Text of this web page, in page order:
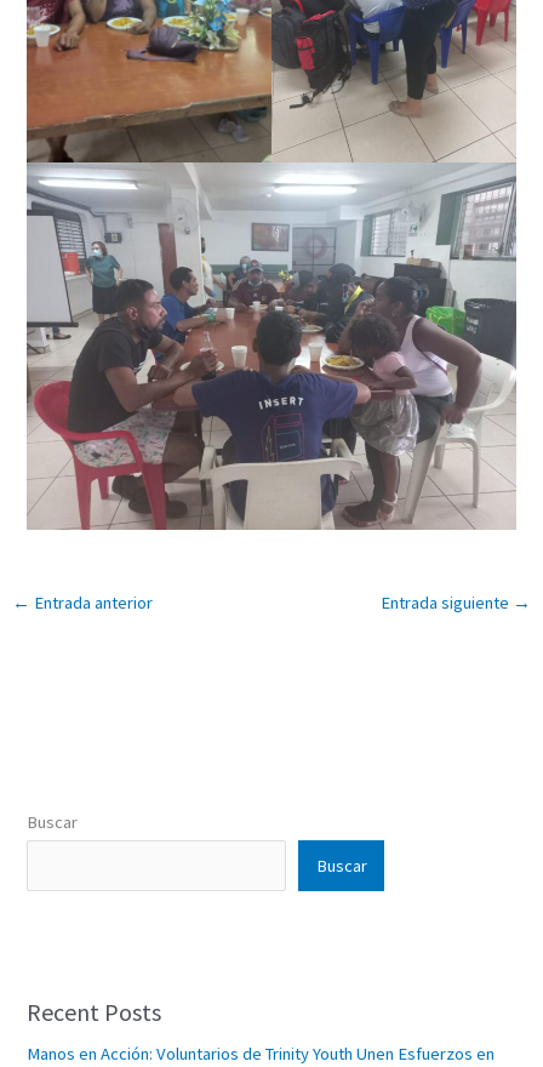
Buscar
Buscar
Recent Posts
Manos en Acción: Voluntarios de Trinity Youth Unen Esfuerzos en
← Entrada anterior Entrada siguiente →